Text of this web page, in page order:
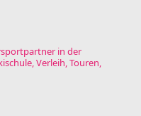
in der
Verleih, Touren,